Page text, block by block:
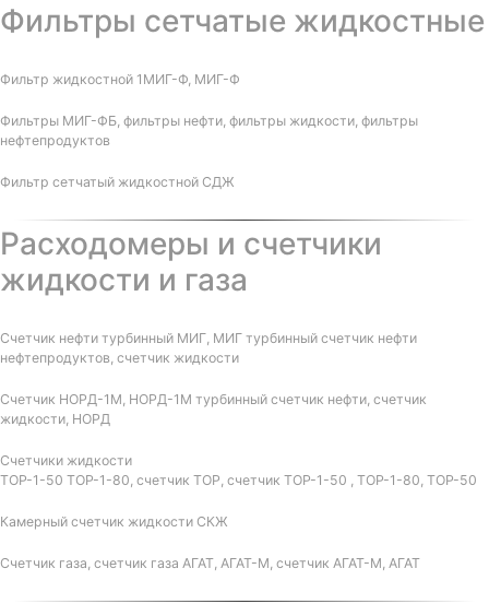
Фильтры сетчатые жидкостные
Фильтр жидкостной 1МИГ-Ф, МИГ-Ф
Фильтры МИГ-ФБ, фильтры нефти, фильтры жидкости, фильтры
нефтепродуктов
Фильтр сетчатый жидкостной СДЖ
Расходомеры и счетчики
жидкости и газа
Счетчик нефти турбинный МИГ, МИГ турбинный счетчик нефти
нефтепродуктов, счетчик жидкости
Счетчик НОРД-1М, НОРД-1М турбинный счетчик нефти, счетчик
жидкости, НОРД
Счетчики жидкости
ТОР-1-50 ТОР-1-80, счетчик ТОР, счетчик ТОР-1-50 , ТОР-1-80, ТОР-50
Камерный счетчик жидкости СКЖ
Счетчик газа, счетчик газа АГАТ, АГАТ-М, счетчик АГАТ-М, АГАТ